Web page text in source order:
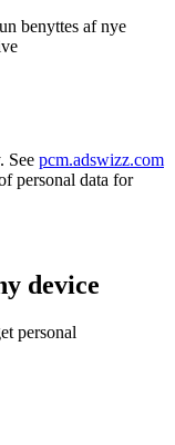
benyttes af nye
See pcm.adswizz.com
personal data for
device
personal